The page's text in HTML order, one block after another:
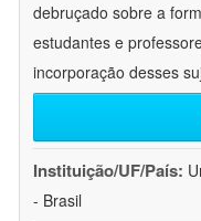
debruçado sobre a
estudantes e
incorporação desses
Instituição/UF/País:
- Brasil